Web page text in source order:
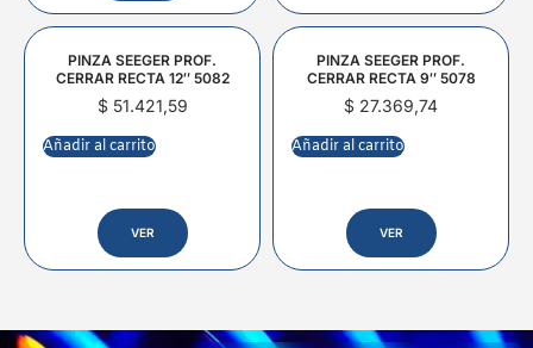
PINZA SEEGER PROF.
CERRAR RECTA 12″ 5082
$51.421,59
Añadir al carrito
VER
PINZA SEEGER PROF.
CERRAR RECTA 9″ 5078
$ 27.369,74
Añadir al carrito
VER